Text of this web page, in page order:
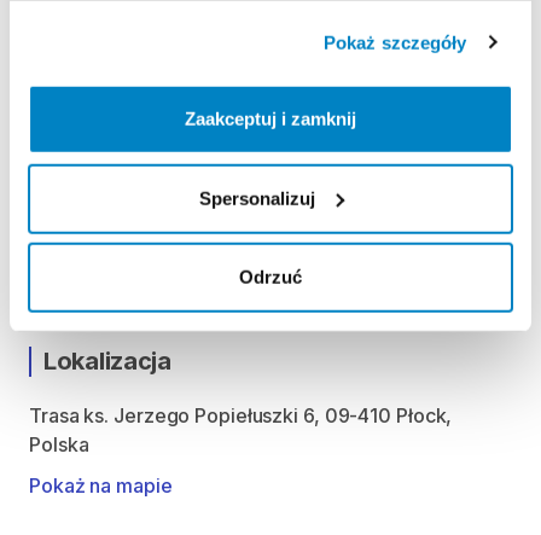
Pokaż szczegóły
Zaakceptuj i zamknij
Spersonalizuj
Odrzuć
KAUCJA
Nie pobieramy kaucji za wypożyczenie tego
produktu
ODBIÓR I ZWROT SPRZĘTU
Lokalizacja
Trasa ks. Jerzego Popiełuszki 6, 09-410 Płock,
Polska
Pokaż na mapie